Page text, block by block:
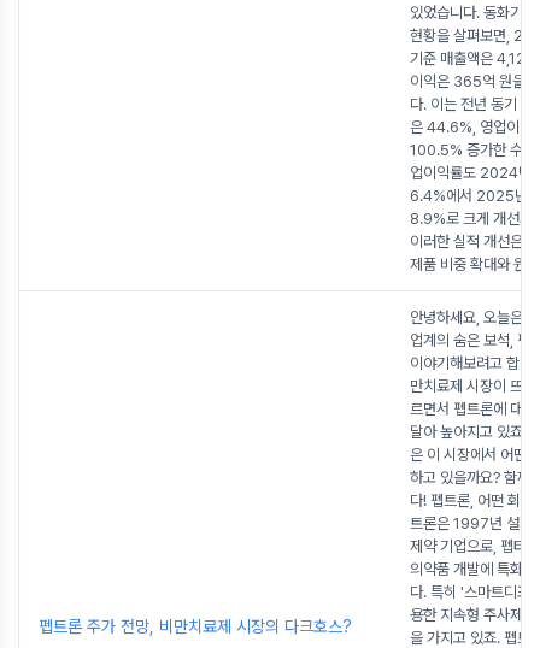
있었습니다. 동화기
현황을 살펴보면,
기준 매출액은 4,120
이익은 365억 원을
다. 이는 전년 동기 대
은 44.6%, 영업이익
100.5% 증가한 수치
업이익률도 2024년
6.4%에서 2025년 1
8.9%로 크게 개선되
이러한 실적 개선은
제품 비중 확대와 원
펩트론 주가 전망, 비만치료제 시장의 다크호스?
안녕하세요, 오늘은
업계의 숨은 보석, 펩
이야기해보려고 합니
만치료제 시장이 뜨
르면서 펩트론에 대
달아 높아지고 있죠.
은 이 시장에서 어떤
하고 있을까요? 함께
다! 펩트론, 어떤 회사
트론은 1997년 설립
제약 기업으로, 펩타
의약품 개발에 특화
다. 특히 '스마트디포'
용한 지속형 주사제
을 가지고 있죠. 펩트